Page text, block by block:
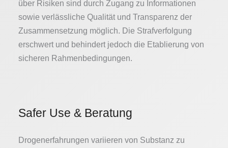
über Risiken sind durch Zugang zu Informationen
sowie verlässliche Qualität und Transparenz der
Zusammensetzung möglich. Die Strafverfolgung
erschwert und behindert jedoch die Etablierung von
sicheren Rahmenbedingungen.
Safer Use & Beratung
Drogenerfahrungen variieren von Substanz zu